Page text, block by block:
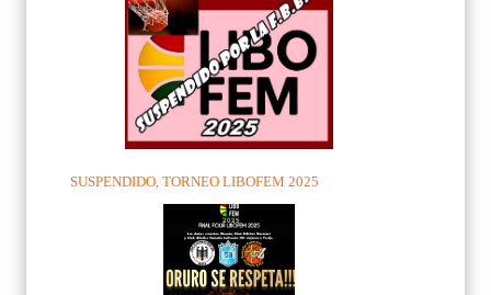
SUSPENDIDO, TORNEO LIBOFEM 2025